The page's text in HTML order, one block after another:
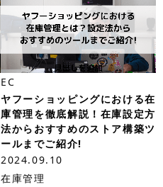
EC
ヤフーショッピングにおける在
庫管理を徹底解説！在庫設定方
法からおすすめのストア構築ツ
ールまでご紹介!
2024.09.10
在庫管理